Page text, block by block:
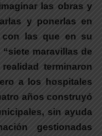
las obras y
y ponerlas en
con las que en su
maravillas de
terminaron
a los hospitales
años construyó
sin ayuda
gestionadas